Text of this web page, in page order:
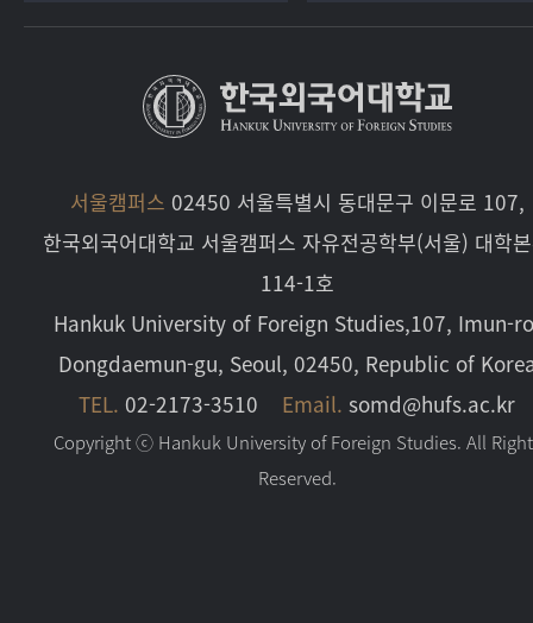
서울캠퍼스 02450 서울특별시 동대문구 이문로 107,
한국외국어대학교 서울캠퍼스 자유전공학부(서울) 대학
114-1호
Hankuk University of Foreign Studies,107, Imun-
Dongdaemun-gu, Seoul, 02450, Republic of
TEL. 02-2173-3510 Email. somd@hufs.ac.kr
Copyright ⓒ Hankuk University of Foreign Studies. All
Reserved.